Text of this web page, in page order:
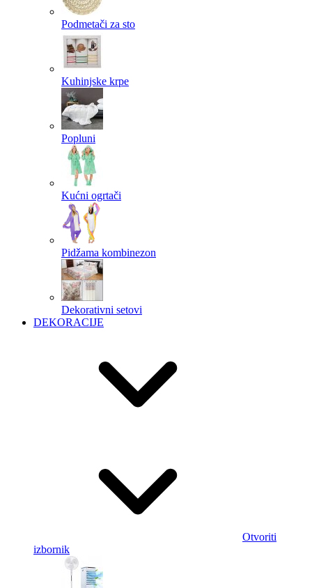
Podmetači za sto
Kuhinjske krpe
Popluni
Kućni ogrtači
Pidžama kombinezon
Dekorativni setovi
DEKORACIJE
Otvoriti
izbornik